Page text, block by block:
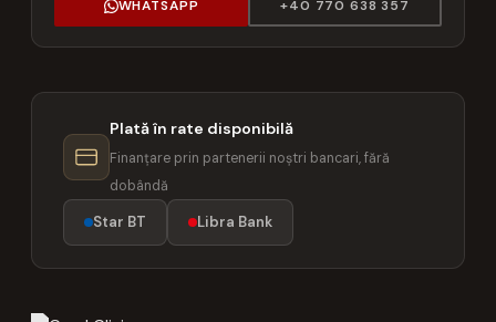
WHATSAPP +40 770 638 357
Plată în rate disponibilă
Finanțare prin partenerii noștri bancari, fără
dobândă
Star BT Libra Bank